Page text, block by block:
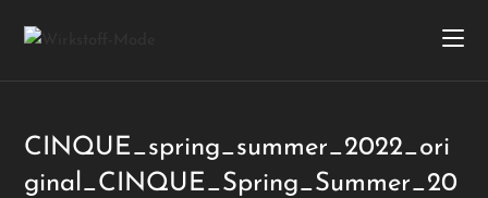
CINQUE_spring_summer_2022_ori
ginal_CINQUE_Spring_Summer_20